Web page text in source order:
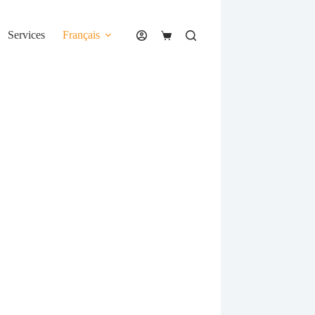
Services Français
Panier